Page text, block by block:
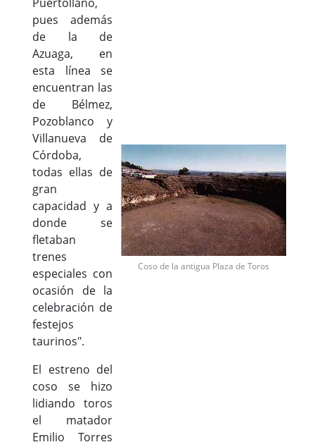
pues además
de la de
Azuaga, en
esta línea se
encuentran las
de Bélmez,
Pozoblanco y
Villanueva de
Córdoba,
todas ellas de
gran
capacidad y a
donde se
fletaban
trenes
especiales con
ocasión de la
celebración de
festejos
taurinos".
El estreno del
coso se hizo
lidiando toros
el matador
Emilio Torres
Coso de la antigua Plaza de Toros